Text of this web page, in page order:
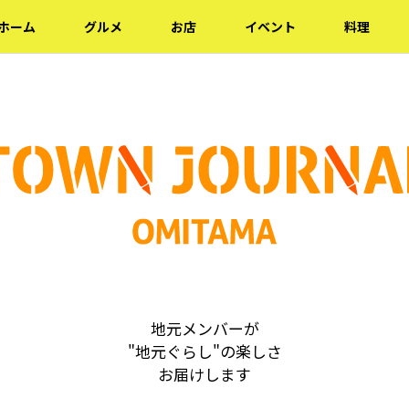
ーム グルメ お店 イベント 料理
地元メンバーが
"地元ぐらし"の楽しさ
お届けします